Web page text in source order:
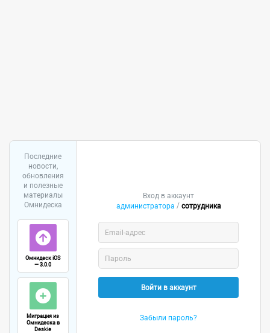
Последние
новости,
обновления
и полезные
материалы
Омнидеска
Омнидеск iOS
— 3.0.0
Миграция из
Омнидеска в
Deskie
Вход в аккаунт
администратора /сотрудника
Войти в аккаунт
Забыли пароль?